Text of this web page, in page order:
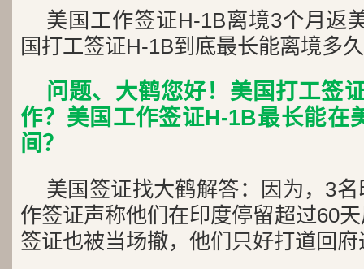
美国工作签证H-1B离境3个月返
国打工签证H-1B到底最长能离境多
问题、大鹤您好！美国打工签
作？美国工作签证H-1B最长能在
间？
美国签证找大鹤解答：因为，3
作签证声称他们在印度停留超过60
签证也被当场撤，他们只好打道回